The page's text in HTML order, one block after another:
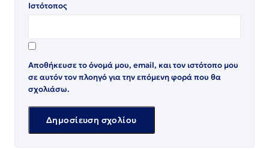
Ιστότοπος
Αποθήκευσε το όνομά μου, email, και τον ιστότοπο μου
σε αυτόν τον πλοηγό για την επόμενη φορά που θα
σχολιάσω.